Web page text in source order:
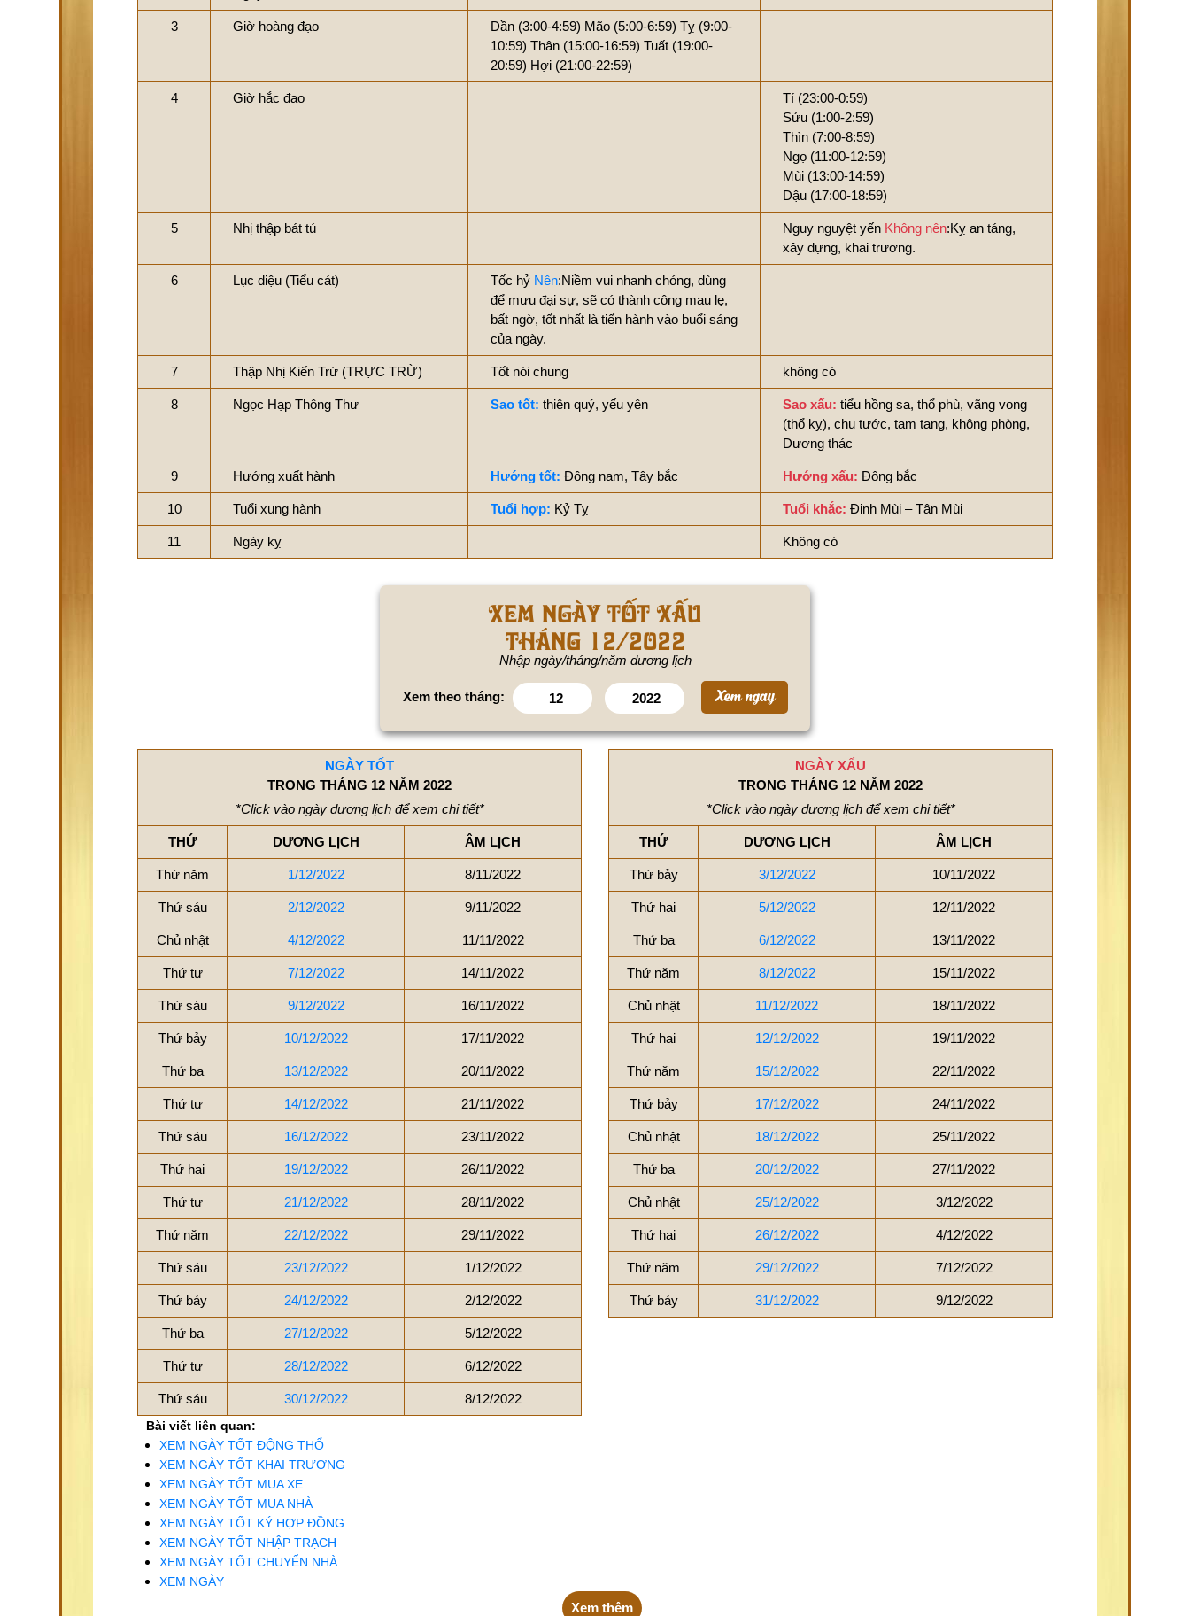
3 Giờ hoàng đạo Dần (3:00-4:59) Mão (5:00-6:59) Tỵ (9:00-
10:59) Thân (15:00-16:59) Tuất (19:00-
20:59) Hợi (21:00-22:59)
4 Giờ hắc đạo
Tí (23:00-0:59)
Sửu (1:00-2:59)
Thìn (7:00-8:59)
Ngọ (11:00-12:59)
Mùi (13:00-14:59)
Dậu (17:00-18:59)
5 Nhị thập bát tú Nguy nguyệt yến Không nên:Kỵ an táng,
xây dựng, khai trương.
6 Lục diệu (Tiểu cát) Tốc hỷ Nên:Niềm vui nhanh chóng, dùng
để mưu đại sự, sẽ có thành công mau lẹ,
bất ngờ, tốt nhất là tiến hành vào buổi sáng
của ngày.
7 Thập Nhị Kiến Trừ (TRỰC TRỪ) Tốt nói chung không có
8 Ngọc Hạp Thông Thư Sao tốt: thiên quý, yếu yên Sao xấu: tiểu hồng sa, thổ phù, vãng vong
(thổ kỵ), chu tước, tam tang, không phòng,
Dương thác
9 Hướng xuất hành Hướng tốt: Đông nam, Tây bắc Hướng xấu: Đông bắc
10 Tuổi xung hành Tuổi hợp: Kỷ Tỵ Tuổi khắc: Đinh Mùi – Tân Mùi
11 Ngày kỵ Không có
Xem ngày tốt xấu
tháng 12/2022
Nhập ngày/tháng/năm dương lịch
Xem theo tháng:
NGÀY TỐT
TRONG THÁNG 12 NĂM 2022
*Click vào ngày dương lịch để xem chi tiết*
THỨ DƯƠNG LỊCH ÂM LỊCH
Thứ năm 1/12/2022 8/11/2022
Thứ sáu 2/12/2022 9/11/2022
Chủ nhật 4/12/2022 11/11/2022
Thứ tư 7/12/2022 14/11/2022
Thứ sáu 9/12/2022 16/11/2022
Thứ bảy 10/12/2022 17/11/2022
Thứ ba 13/12/2022 20/11/2022
Thứ tư 14/12/2022 21/11/2022
Thứ sáu 16/12/2022 23/11/2022
Thứ hai 19/12/2022 26/11/2022
Thứ tư 21/12/2022 28/11/2022
Thứ năm 22/12/2022 29/11/2022
Thứ sáu 23/12/2022 1/12/2022
Thứ bảy 24/12/2022 2/12/2022
Thứ ba 27/12/2022 5/12/2022
Thứ tư 28/12/2022 6/12/2022
Thứ sáu 30/12/2022 8/12/2022
NGÀY XẤU
TRONG THÁNG 12 NĂM 2022
*Click vào ngày dương lịch để xem chi tiết*
THỨ DƯƠNG LỊCH ÂM LỊCH
Thứ bảy 3/12/2022 10/11/2022
Thứ hai 5/12/2022 12/11/2022
Thứ ba 6/12/2022 13/11/2022
Thứ năm 8/12/2022 15/11/2022
Chủ nhật 11/12/2022 18/11/2022
Thứ hai 12/12/2022 19/11/2022
Thứ năm 15/12/2022 22/11/2022
Thứ bảy 17/12/2022 24/11/2022
Chủ nhật 18/12/2022 25/11/2022
Thứ ba 20/12/2022 27/11/2022
Chủ nhật 25/12/2022 3/12/2022
Thứ hai 26/12/2022 4/12/2022
Thứ năm 29/12/2022 7/12/2022
Thứ bảy 31/12/2022 9/12/2022
Bài viết liên quan:
XEM NGÀY TỐT ĐỘNG THỔ
XEM NGÀY TỐT KHAI TRƯƠNG
XEM NGÀY TỐT MUA XE
XEM NGÀY TỐT MUA NHÀ
XEM NGÀY TỐT KÝ HỢP ĐỒNG
XEM NGÀY TỐT NHẬP TRẠCH
XEM NGÀY TỐT CHUYỂN NHÀ
XEM NGÀY
Xem thêm